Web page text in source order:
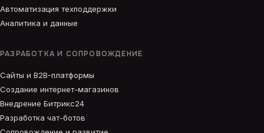
Автоматизация техподдержки
Аналитика и данные
РАЗРАБОТКА И СОПРОВОЖДЕНИЕ
Сайты и B2B-платформы
Создание интернет-магазинов
Внедрение Битрикс24
Разработка чат-ботов